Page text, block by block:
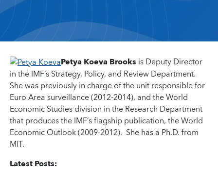
Petya Koeva Brooks is Deputy Director
in the IMF’s Strategy, Policy, and Review Department.
She was previously in charge of the unit responsible for
Euro Area surveillance (2012-2014), and the World
Economic Studies division in the Research Department
that produces the IMF’s flagship publication, the World
Economic Outlook (2009-2012). She has a Ph.D. from
MIT.
Latest Posts: